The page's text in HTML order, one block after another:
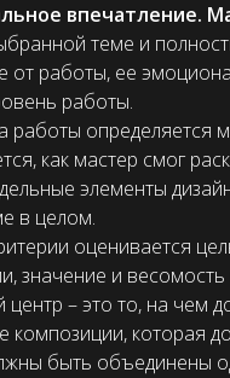
впечатление.
теме и
работы, ее
работы.
работы определяется
как мастер смог
элементы
в целом.
оценивается
значение и
– это то, на чем
которая
быть объединены